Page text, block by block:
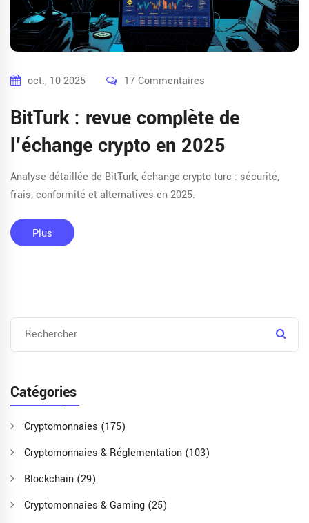
oct., 10 2025 17 Commentaires
BitTurk : revue complète de
l'échange crypto en 2025
Analyse détaillée de BitTurk, échange crypto turc : sécurité,
frais, conformité et alternatives en 2025.
Plus
Catégories
Cryptomonnaies (175)
Cryptomonnaies & Réglementation (103)
Blockchain (29)
Cryptomonnaies & Gaming (25)